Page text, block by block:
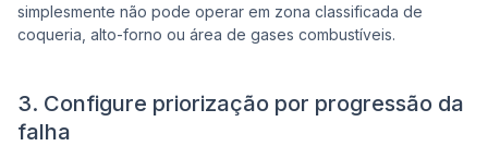
simplesmente não pode operar em zona classificada de
coqueria, alto-forno ou área de gases combustíveis.
3. Configure priorização por progressão da
falha